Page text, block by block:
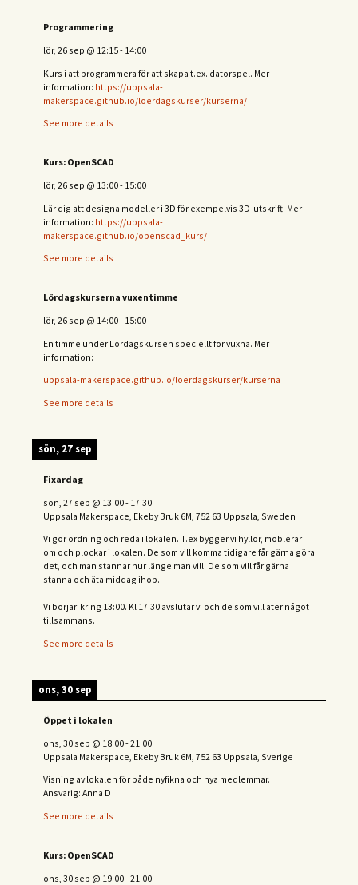
Programmering
lör, 26 sep @ 12:15- 14:00
Kurs i att programmera för att skapa t.ex. datorspel. Mer
information: https://uppsala-
makerspace.github.io/loerdagskurser/kurserna/
See more details
Kurs: OpenSCAD
lör, 26 sep @ 13:00- 15:00
Lär dig att designa modeller i 3D för exempelvis 3D-utskrift. Mer
information: https://uppsala-
makerspace.github.io/openscad_kurs/
See more details
Lördagskurserna vuxentimme
lör, 26 sep @ 14:00- 15:00
En timme under Lördagskursen speciellt för vuxna. Mer
information:
uppsala-makerspace.github.io/loerdagskurser/kurserna
See more details
sön, 27 sep
Fixardag
sön, 27 sep @ 13:00- 17:30
Uppsala Makerspace, Ekeby Bruk 6M, 752 63 Uppsala, Sweden
Vi gör ordning och reda i lokalen. T.ex bygger vi hyllor, möblerar
om och plockar i lokalen. De som vill komma tidigare får gärna göra
det, och man stannar hur länge man vill. De som vill får gärna
stanna och äta middag ihop.
Vi börjar kring 13:00. Kl 17:30 avslutar vi och de som vill äter något
tillsammans.
See more details
ons, 30 sep
Öppet i lokalen
ons, 30 sep @ 18:00-21:00
Uppsala Makerspace, Ekeby Bruk 6M, 752 63 Uppsala, Sverige
Visning av lokalen för både nyfikna och nya medlemmar.
Ansvarig: Anna D
See more details
Kurs: OpenSCAD
ons, 30 sep @ 19:00-21:00